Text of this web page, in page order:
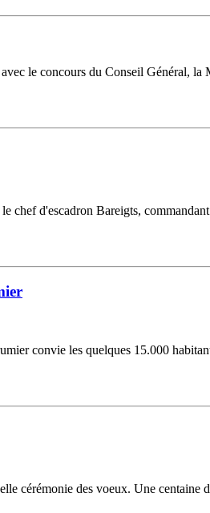
le concours du Conseil Général,
d'escadron Bareigts,
convie les quelques 15.000
des voeux. Une centaine